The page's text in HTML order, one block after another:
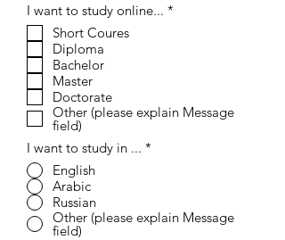
I want to study online... *
Short Coures
Diploma
Bachelor
Master
Doctorate
Other (please explain Message
field)
I want to study in ... *
English
Arabic
Russian
Other (please explain Message
field)